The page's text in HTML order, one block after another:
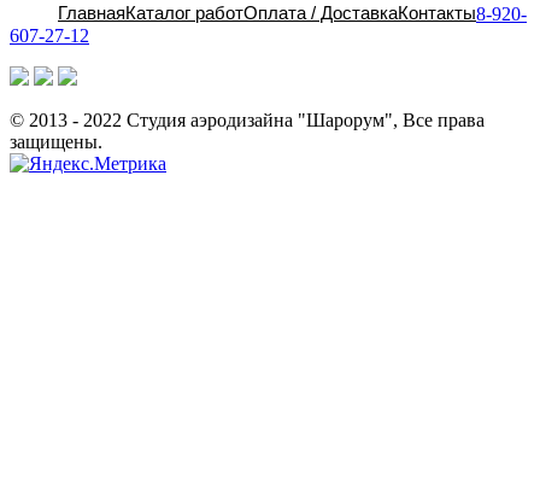
ГлавнаяКаталог работОплата / ДоставкаКонтакты8-920-
607-27-12
© 2013 - 2022 Студия аэродизайна "Шарорум", Все права
защищены.